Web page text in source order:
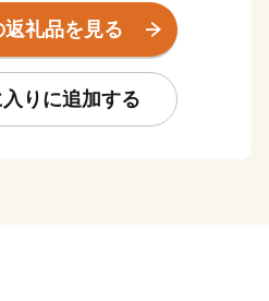
在しています。中国山地屈指
を代表する紅葉スポット・奥
、ここでしか味わえない楽し
スポットを巡って身も心もリ
礼品を見る
りに追加する